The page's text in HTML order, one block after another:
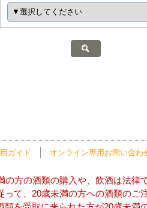
ガイド オンライン専用お問い合わ
の方の酒類の購入や、飲酒は法律
って、20歳未満の方への酒類のご